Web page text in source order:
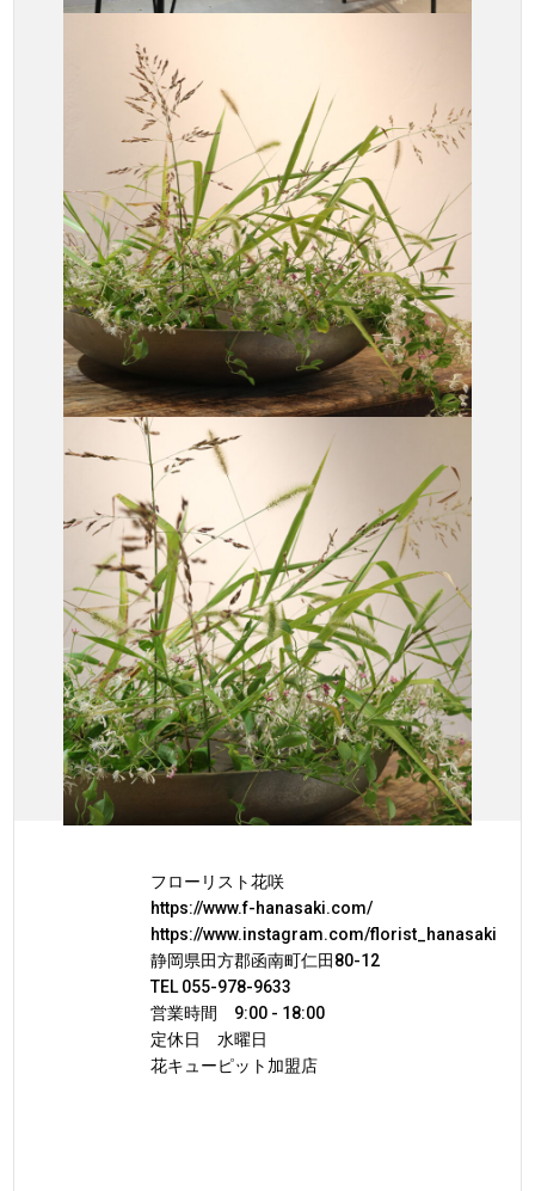
フローリスト花咲
https://www.f-hanasaki.com/
https://www.instagram.com/florist_hanasaki
静岡県田方郡函南町仁田80-12
TEL 055-978-9633
営業時間 9:00 - 18:00
定休日 水曜日
花キューピット加盟店